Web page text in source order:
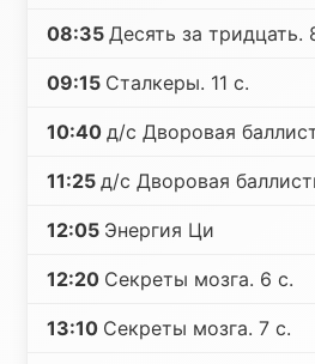
08:35 Десять за тридцать.
09:15 Сталкеры. 11 с.
10:40 д/с Дворовая
11:25 д/с Дворовая
12:05 Энергия Ци
12:20 Секреты мозга. 6 с.
13:10 Секреты мозга. 7 с.